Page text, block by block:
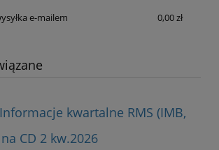
e-mailem
0,00 zł
kwartalne RMS (IMB,
CD 2 kw.2026